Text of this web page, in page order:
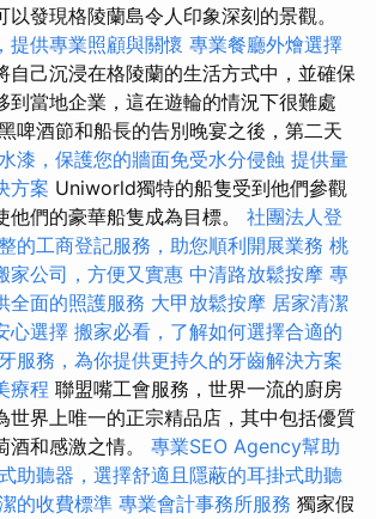
發現格陵蘭島令人印象深刻的景觀。
提供專業照顧與關懷 專業餐廳外燴選擇
自己沉浸在格陵蘭的生活方式中，並確保
到當地企業，這在遊輪的情況下很難處
啤酒節和船長的告別晚宴之後，第二天
漆，保護您的牆面免受水分侵蝕 提供量
方案 Uniworld獨特的船隻受到他們參觀
他們的豪華船隻成為目標。 社團法人登
的工商登記服務，助您順利開展業務 桃
家公司，方便又實惠 中清路放鬆按摩 專
全面的照護服務 大甲放鬆按摩 居家清潔
心選擇 搬家必看，了解如何選擇合適的
服務，為你提供更持久的牙齒解決方案
療程 聯盟嘴工會服務，世界一流的廚房
世界上唯一的正宗精品店，其中包括優質
酒和感激之情。 專業SEO Agency幫助
助聽器，選擇舒適且隱蔽的耳掛式助聽
的收費標準 專業會計事務所服務 獨家假